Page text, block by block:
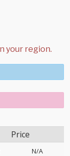
Price
N/A